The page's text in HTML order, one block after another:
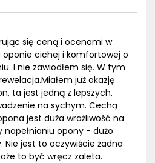
się ceną i ocenami w
oponie cichej i komfortowej o
I nie zawiodłem się. W tym
już okazję
ta jest jedną z lepszych.
na sychym. Cechą
jest duża wrażliwość na
opony - dużo
Nie jest to oczywiście żadna
to być wręcz zaleta.